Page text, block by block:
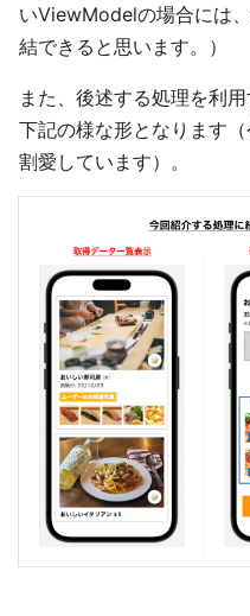
いViewModelの場合には
結できると思います。）
また、後述する処理を利
下記の様な形となります
割愛しています）。